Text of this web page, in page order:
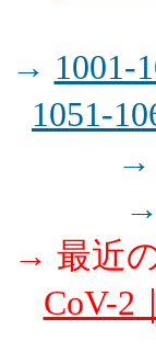
→ 1001-
1051-
→
→
→ 最近
CoV-2